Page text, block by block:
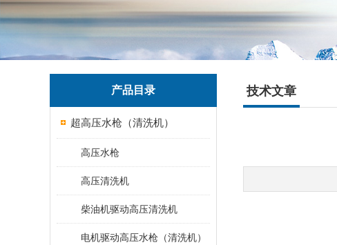
产品目录
超高压水枪（清洗机）
高压水枪
高压清洗机
柴油机驱动高压清洗机
电机驱动高压水枪（清洗机）
技术文章